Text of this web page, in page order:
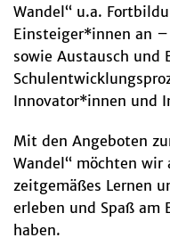
Wandel“ u.a.
Einsteiger*innen an
sowie Austausch und
Innovator*innen und
Mit den Angeboten
Wandel“ möchten
zeitgemäßes Lernen
erleben und Spaß am
haben.